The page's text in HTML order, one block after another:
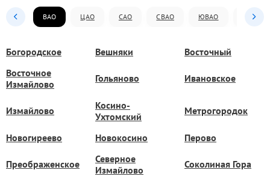
ВАО ЦАО САО СВАО ЮВАО ЮАО
Богородское Вешняки
Восточный
Восточное
Измайлово
Гольяново Ивановское
Измайлово
Косино-
Ухтомский
Метрогородок
Новогиреево Новокосино Перово
Преображенское
Северное
Измайлово
Соколиная Гора